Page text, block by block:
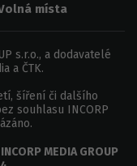
místa
s.r.o., a dodavatelé
a ČTK.
šíření či dalšího
souhlasu INCORP
INCORP MEDIA GROUP